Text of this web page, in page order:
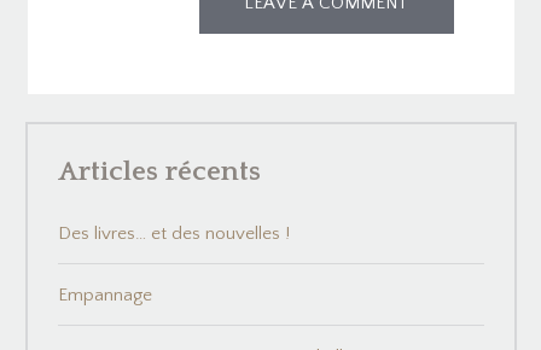
Articles récents
Des livres… et des nouvelles !
Empannage